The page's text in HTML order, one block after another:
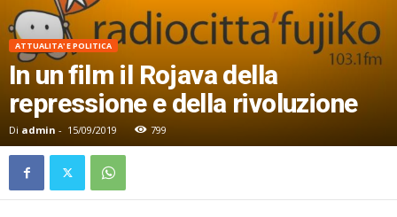
ATTUALITA' E POLITICA
In un film il Rojava della
repressione e della rivoluzione
Di admin - 15/09/2019 799